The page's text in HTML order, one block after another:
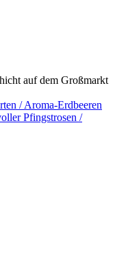
auf dem Großmarkt
/​ Aroma-Erdbeeren
Pfingstrosen /​